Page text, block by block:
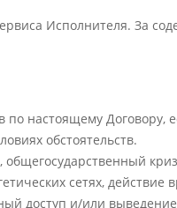
Исполнителя. За
настоящему Договору,
обстоятельств.
сетях, действие
доступ и/или